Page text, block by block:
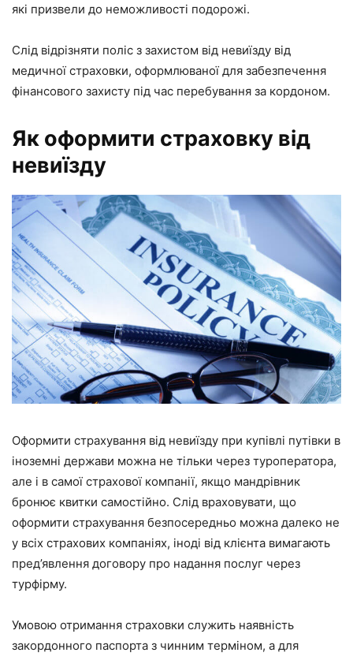
які призвели до неможливості подорожі.
Слід відрізняти поліс з захистом від невиїзду від
медичної страховки, оформлюваної для забезпечення
фінансового захисту під час перебування за кордоном.
Як оформити страховку від
невиїзду
Оформити страхування від невиїзду при купівлі путівки в
іноземні держави можна не тільки через туроператора,
але і в самої страхової компанії, якщо мандрівник
бронює квитки самостійно. Слід враховувати, що
оформити страхування безпосередньо можна далеко не
у всіх страхових компаніях, іноді від клієнта вимагають
пред’явлення договору про надання послуг через
турфірму.
Умовою отримання страховки служить наявність
закордонного паспорта з чинним терміном, а для